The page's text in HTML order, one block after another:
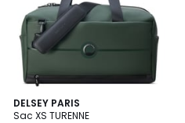
DELSEY PARIS
Sac XS TURENNE